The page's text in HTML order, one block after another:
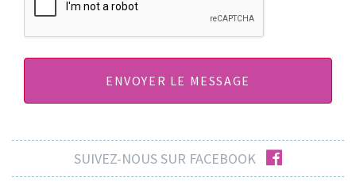
SUIVEZ-NOUS SUR FACEBOOK facebook